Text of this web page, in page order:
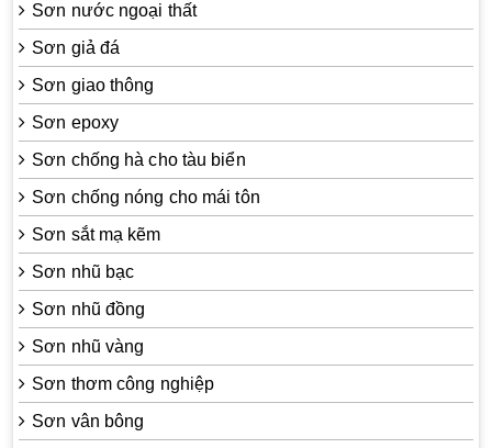
Sơn nước ngoại thất
Sơn giả đá
Sơn giao thông
Sơn epoxy
Sơn chống hà cho tàu biển
Sơn chống nóng cho mái tôn
Sơn sắt mạ kẽm
Sơn nhũ bạc
Sơn nhũ đồng
Sơn nhũ vàng
Sơn thơm công nghiệp
Sơn vân bông